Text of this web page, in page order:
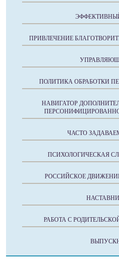
ПРИВЛЕЧЕНИЕ
ПОЛИТИКА ОБРАБОТКИ
НАВИГАТОР
ЧАСТО
ПСИХОЛОГИЧЕСКАЯ
РОССИЙСКОЕ
РАБОТА С